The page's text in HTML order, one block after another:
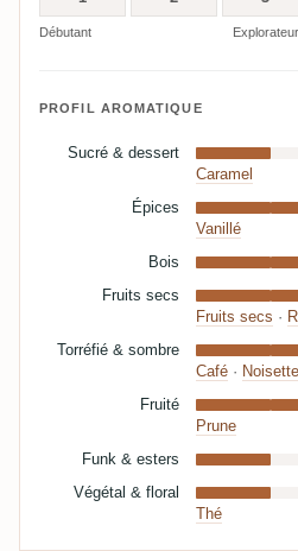
Débutant Explorateur
PROFIL AROMATIQUE
Sucré & dessert
Caramel
Épices
Vanillé
Bois
Fruits secs
Fruits secs ·
Torréfié & sombre
Café ·
Fruité
Prune
Funk & esters
Végétal & floral
Thé